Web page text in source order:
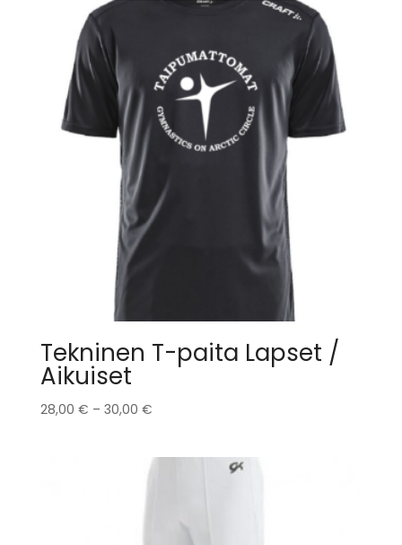
Tekninen T-paita Lapset /
Aikuiset
28,00 € – 30,00 €